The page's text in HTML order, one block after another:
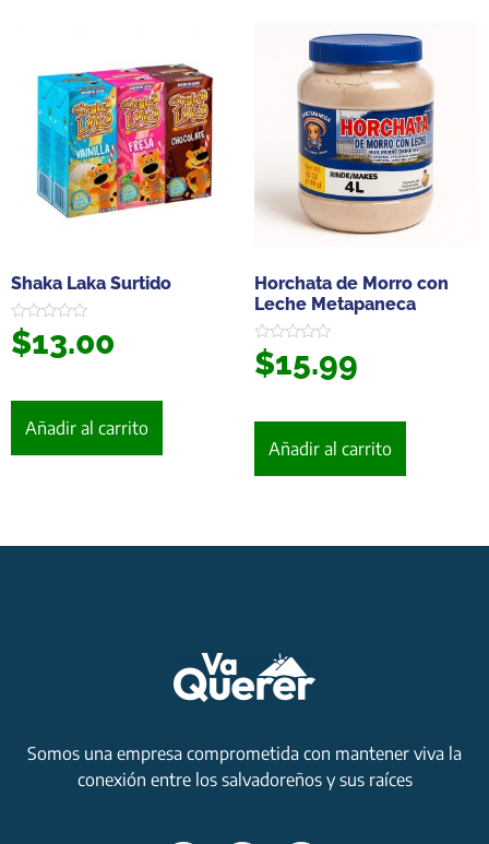
Shaka Laka Surtido
Valorado
en
$13.00
Añadir al carrito
Horchata de Morro con
Leche Metapaneca
Valorado
en
$15.99
Añadir al carrito
Somos una empresa comprometida con mantener viva la
conexión entre los salvadoreños y sus raíces